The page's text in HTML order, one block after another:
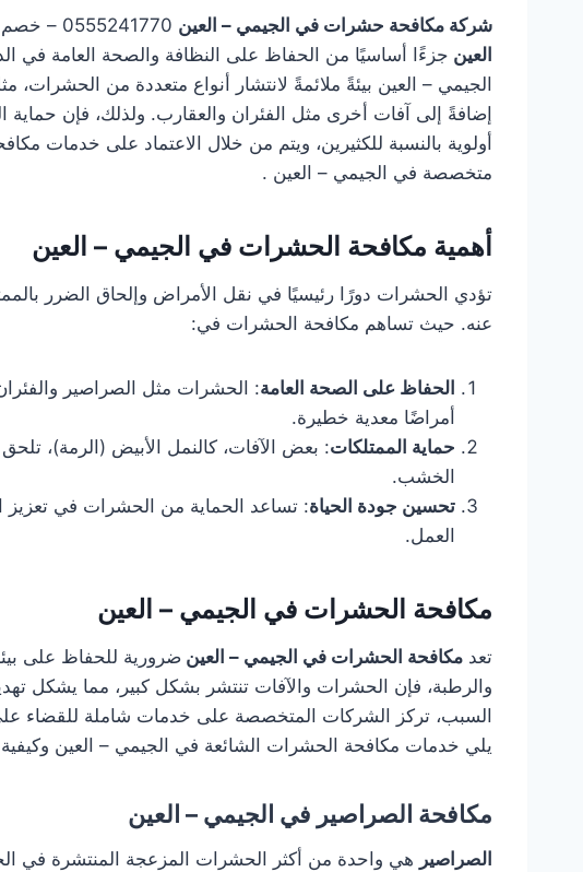
شركة مكافحة حشرات في الجيمي – العين
العين جزءًا أساسيًا من الحفاظ على النظافة والصحة العامة في
الجيمي – العين بيئةً ملائمةً لانتشار أنواع متعددة من
إضافةً إلى آفات أخرى مثل الفئران والعقارب. ولذلك، فإن
أولوية بالنسبة للكثيرين، ويتم من خلال الاعتماد على خدمات
متخصصة في الجيمي – العين .
أهمية مكافحة الحشرات في الجيمي – العين
تؤدي الحشرات دورًا رئيسيًا في نقل الأمراض وإلحاق الضرر
عنه. حيث تساهم مكافحة الحشرات في:
الحفاظ على الصحة العامة: الحشرات مثل الصراصير
أمراضًا معدية خطيرة.
حماية الممتلكات: بعض الآفات، كالنمل الأبيض (الرمة)،
الخشب.
تحسين جودة الحياة: تساعد الحماية من الحشرات في تعزيز
العمل.
مكافحة الحشرات في الجيمي – العين
تعدمكافحة الحشرات في الجيمي – العينضرورية للحفاظ على
والرطبة، فإن الحشرات والآفات تنتشر بشكل كبير، مما يشكل
السبب، تركز الشركات المتخصصة على خدمات شاملة للقضاء
يلي خدمات مكافحة الحشرات الشائعة في الجيمي – العين وكيفية
مكافحة الصراصير في الجيمي – العين
الصراصير هي واحدة من أكثر الحشرات المزعجة المنتشرة في